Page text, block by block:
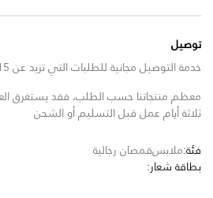
توصيل
خدمة التوصيل مجانية للطلبات التي تزيد عن 15 دينار
معظم منتجاتنا حسب الطلب، فقد يستغرق
ثلاثة أيام عمل قبل التسليم أو الشحن
فئة:ملابسقمصان رجالية
بطاقة شعار: